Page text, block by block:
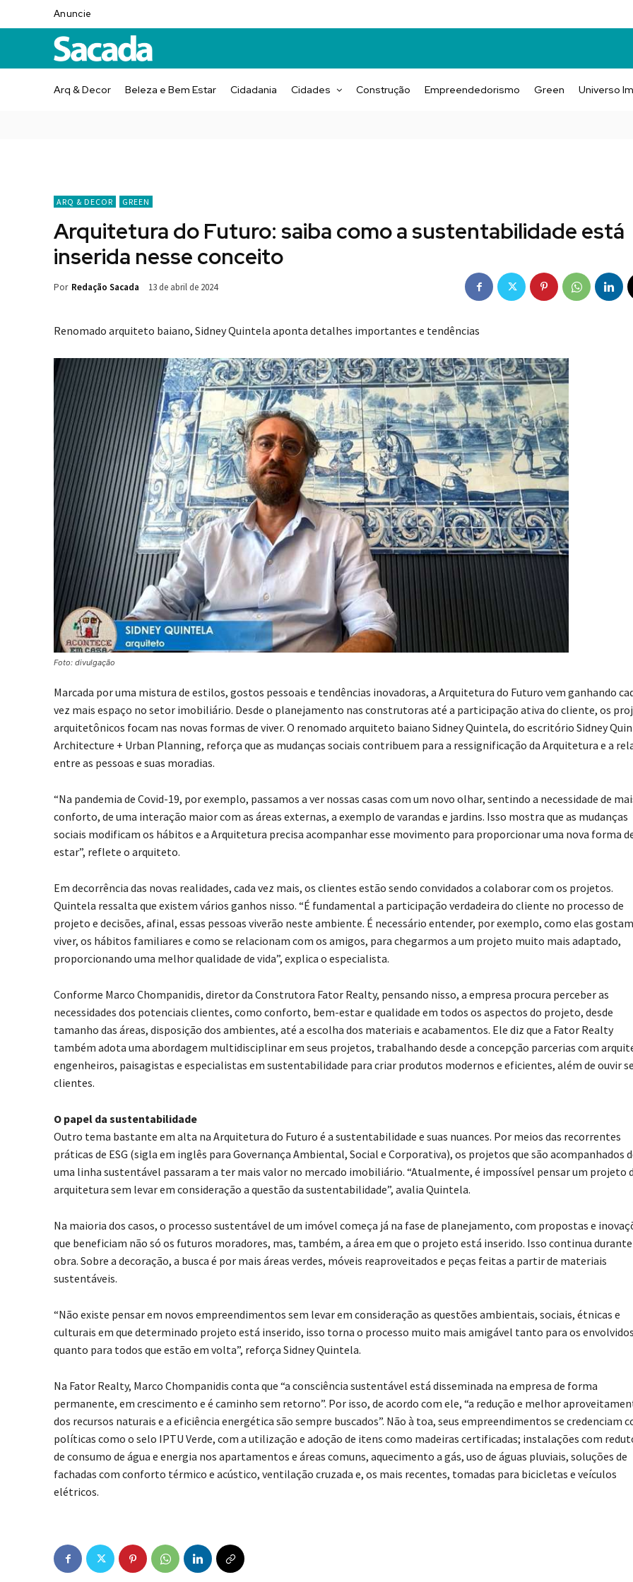
Anuncie
Arq & Decor Beleza e Bem Estar Cidadania Cidades Construção Empreendedorismo Green Universo
ARQ & DECOR GREEN
Arquitetura do Futuro: saiba como a sustentabilidade está
inserida nesse conceito
Por Redação Sacada 13 de abril de 2024
Renomado arquiteto baiano, Sidney Quintela aponta detalhes importantes e tendências
Foto: divulgação
Marcada por uma mistura de estilos, gostos pessoais e tendências inovadoras, a Arquitetura do Futuro vem ganhando
vez mais espaço no setor imobiliário. Desde o planejamento nas construtoras até a participação ativa do cliente, os
arquitetônicos focam nas novas formas de viver. O renomado arquiteto baiano Sidney Quintela, do escritório Sidney
Architecture + Urban Planning, reforça que as mudanças sociais contribuem para a ressignificação da Arquitetura e a
entre as pessoas e suas moradias.
“Na pandemia de Covid-19, por exemplo, passamos a ver nossas casas com um novo olhar, sentindo a necessidade de
conforto, de uma interação maior com as áreas externas, a exemplo de varandas e jardins. Isso mostra que as mudanças
sociais modificam os hábitos e a Arquitetura precisa acompanhar esse movimento para proporcionar uma nova forma
estar”, reflete o arquiteto.
Em decorrência das novas realidades, cada vez mais, os clientes estão sendo convidados a colaborar com os projetos.
Quintela ressalta que existem vários ganhos nisso. “É fundamental a participação verdadeira do cliente no processo de
projeto e decisões, afinal, essas pessoas viverão neste ambiente. É necessário entender, por exemplo, como elas
viver, os hábitos familiares e como se relacionam com os amigos, para chegarmos a um projeto muito mais adaptado,
proporcionando uma melhor qualidade de vida”, explica o especialista.
Conforme Marco Chompanidis, diretor da Construtora Fator Realty, pensando nisso, a empresa procura perceber as
necessidades dos potenciais clientes, como conforto, bem-estar e qualidade em todos os aspectos do projeto, desde
tamanho das áreas, disposição dos ambientes, até a escolha dos materiais e acabamentos. Ele diz que a Fator Realty
também adota uma abordagem multidisciplinar em seus projetos, trabalhando desde a concepção parcerias com
engenheiros, paisagistas e especialistas em sustentabilidade para criar produtos modernos e eficientes, além de ouvir
clientes.
O papel da sustentabilidade
Outro tema bastante em alta na Arquitetura do Futuro é a sustentabilidade e suas nuances. Por meios das recorrentes
práticas de ESG (sigla em inglês para Governança Ambiental, Social e Corporativa), os projetos que são acompanhados
uma linha sustentável passaram a ter mais valor no mercado imobiliário. “Atualmente, é impossível pensar um projeto
arquitetura sem levar em consideração a questão da sustentabilidade”, avalia Quintela.
Na maioria dos casos, o processo sustentável de um imóvel começa já na fase de planejamento, com propostas e
que beneficiam não só os futuros moradores, mas, também, a área em que o projeto está inserido. Isso continua durante
obra. Sobre a decoração, a busca é por mais áreas verdes, móveis reaproveitados e peças feitas a partir de materiais
sustentáveis.
“Não existe pensar em novos empreendimentos sem levar em consideração as questões ambientais, sociais, étnicas e
culturais em que determinado projeto está inserido, isso torna o processo muito mais amigável tanto para os envolvidos
quanto para todos que estão em volta”, reforça Sidney Quintela.
Na Fator Realty, Marco Chompanidis conta que “a consciência sustentável está disseminada na empresa de forma
permanente, em crescimento e é caminho sem retorno”. Por isso, de acordo com ele, “a redução e melhor
dos recursos naturais e a eficiência energética são sempre buscados”. Não à toa, seus empreendimentos se credenciam
políticas como o selo IPTU Verde, com a utilização e adoção de itens como madeiras certificadas; instalações com
de consumo de água e energia nos apartamentos e áreas comuns, aquecimento a gás, uso de águas pluviais, soluções de
fachadas com conforto térmico e acústico, ventilação cruzada e, os mais recentes, tomadas para bicicletas e veículos
elétricos.